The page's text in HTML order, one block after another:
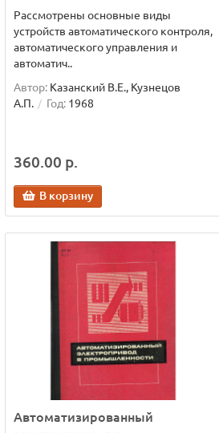
Рассмотрены основные виды
устройств автоматического контроля,
автоматического управления и
автоматич..
Автор: Казанский В.Е., Кузнецов
А.П.
Год: 1968
360.00 р.
В корзину
Автоматизированный